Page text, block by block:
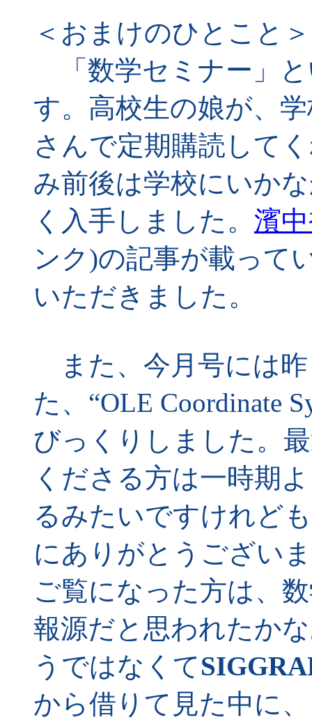
＜おまけのひとこと＞
「数学セミナー」
す。高校生の娘が、
さんで定期購読して
み前後は学校にいか
く入手しました。 濱
ンク)の記事が載って
いただきました。
また、今月号には
た、“OLE Coordinate
びっくりしました。
くださる方は一時期
るみたいですけれど
にありがとうござい
ご覧になった方は、
報源だと思われたか
うではなくて
から借りて見た中に、